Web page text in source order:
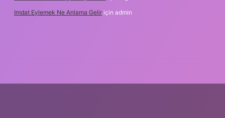
Imdat Eylemek Ne Anlama Gelir için admin